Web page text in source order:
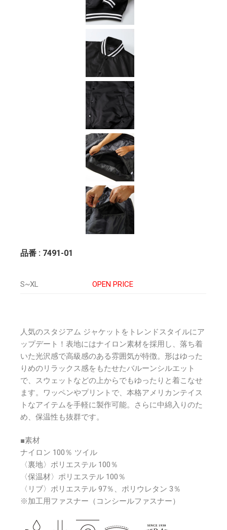
品番 : 7491-01
S~XL OPEN PRICE
人気のスタジアム ジャケットをトレンドスタイルにア
ップデート！表地にはナイロン素材を採用し、落ち着
いた光沢感で高級感のある雰囲気が特徴。形はゆった
りめのリラックス感をもたせたバルーンシルエット
で、スウェットなどの上からでもゆったりと着こなせ
ます。ワッペンやプリントで、本格アメリカンテイス
トなアイテムを手軽に製作可能。さらに中綿入りのた
め、保温性も抜群です。
■素材
ナイロン 100％ ツイル
〈裏地〉ポリエステル 100％
〈保温材〉ポリエステル 100％
〈リブ〉ポリエステル 97％、ポリウレタン 3％
※加工用ファスナー（コンシールファスナー）